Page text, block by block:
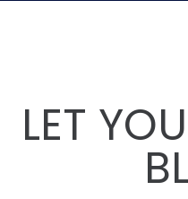
LET
R